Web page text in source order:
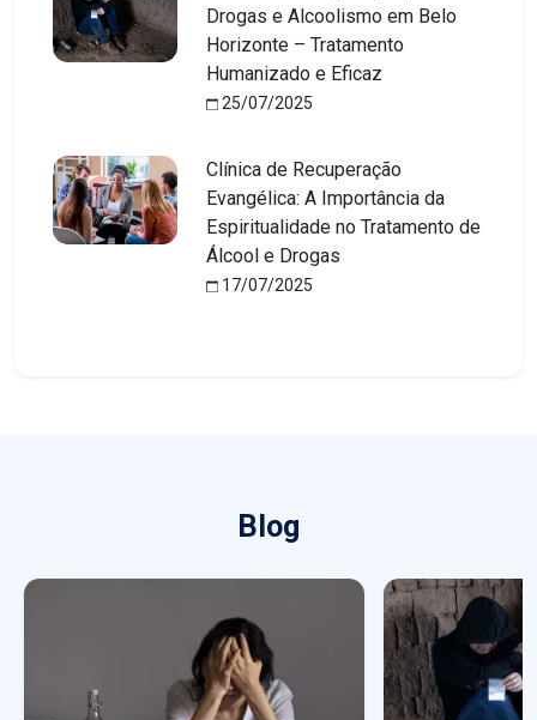
Drogas e Alcoolismo em Belo
Horizonte – Tratamento
Humanizado e Eficaz
25/07/2025
Clínica de Recuperação
Evangélica: A Importância da
Espiritualidade no Tratamento de
Álcool e Drogas
17/07/2025
Blog